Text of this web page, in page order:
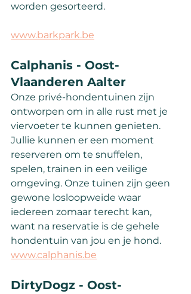
worden gesorteerd.
www.barkpark.be
Calphanis - Oost-
Vlaanderen Aalter
Onze privé-hondentuinen zijn
ontworpen om in alle rust met je
viervoeter te kunnen genieten.
Jullie kunnen er een moment
reserveren om te snuffelen,
spelen, trainen in een veilige
omgeving. Onze tuinen zijn geen
gewone losloopweide waar
iedereen zomaar terecht kan,
want na reservatie is de gehele
hondentuin van jou en je hond.
www.calphanis.be
DirtyDogz - Oost-